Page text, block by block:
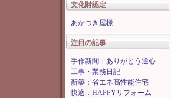
文化財認定
あかつき屋様
注目の記事
手作新聞：ありがとう通心
工事・業務日記
新築：省エネ高性能住宅
快適：HAPPYリフォーム